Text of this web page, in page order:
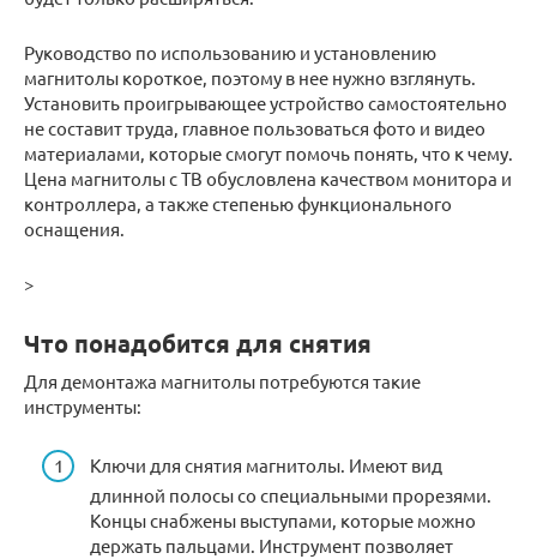
Руководство по использованию и установлению
магнитолы короткое, поэтому в нее нужно взглянуть.
Установить проигрывающее устройство самостоятельно
не составит труда, главное пользоваться фото и видео
материалами, которые смогут помочь понять, что к чему.
Цена магнитолы с ТВ обусловлена качеством монитора и
контроллера, а также степенью функционального
оснащения.
>
Что понадобится для снятия
Для демонтажа магнитолы потребуются такие
инструменты:
Ключи для снятия магнитолы. Имеют вид
длинной полосы со специальными прорезями.
Концы снабжены выступами, которые можно
держать пальцами. Инструмент позволяет